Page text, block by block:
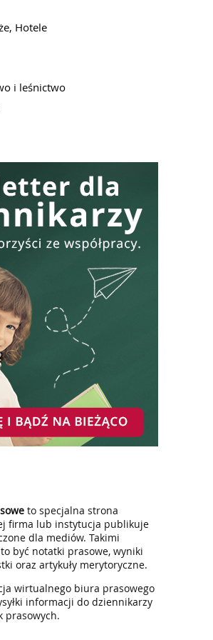
Hotele
i leśnictwo
to specjalna strona
firma lub instytucja publikuje
dla mediów. Takimi
być notatki prasowe, wyniki
oraz artykuły merytoryczne.
wirtualnego biura prasowego
informacji do dziennikarzy
prasowych.